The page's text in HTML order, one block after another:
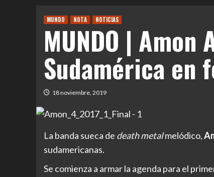
MUNDO NOTA NOTICIAS
MUNDO |
Sudamérica en
18 noviembre, 2019
La banda sueca de death metalmelódico,
sudamericanas.
Se comienza a armar la agenda para el